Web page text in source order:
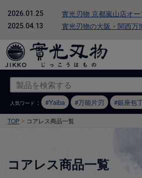
2026.01.25 實光刃物 京都嵐山店オー
2025.04.13 實光刃物の大阪・関西万
人気ワード ： Yaiba 万能片刃 銀座包
TOP コアレス商品一覧
コアレス商品一覧